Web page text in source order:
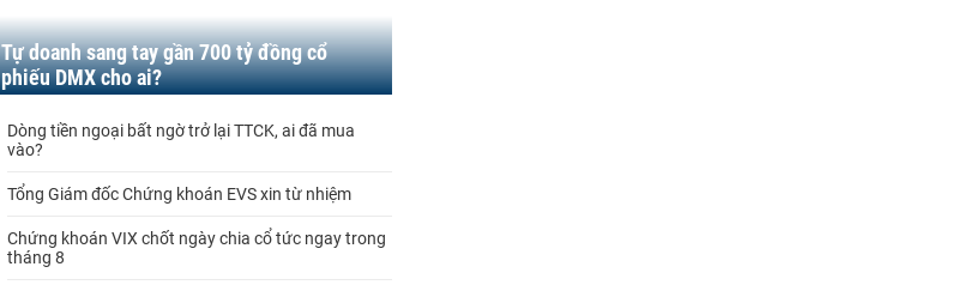
Tự doanh sang tay gần 700 tỷ đồng cổ
phiếu DMX cho ai?
Dòng tiền ngoại bất ngờ trở lại TTCK, ai đã mua
vào?
Tổng Giám đốc Chứng khoán EVS xin từ nhiệm
Chứng khoán VIX chốt ngày chia cổ tức ngay trong
tháng 8